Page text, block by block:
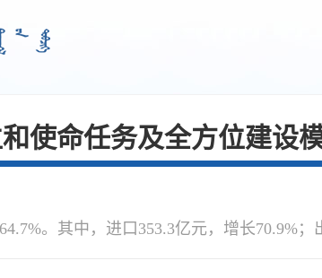
使命任务及全方位建设
。其中，进口353.3亿元，增长70.9%；